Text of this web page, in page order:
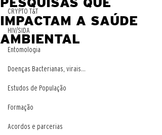
CRYPTO T&T
HIV/SIDA
Entomologia
Doenças Bacterianas, virais...
Estudos de População
Formação
Acordos e parcerias
IMPACTAM A SAÚDE
AMBIENTAL